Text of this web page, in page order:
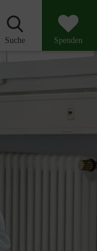
Suche Spenden